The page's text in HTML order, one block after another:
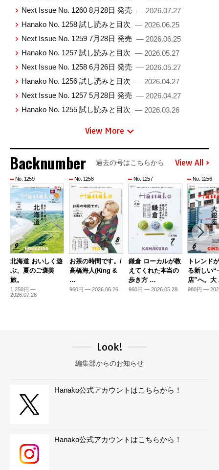
Next Issue No. 1260 8月28日 発売 — 2026.07.27
Hanako No. 1258 試し読みと目次 — 2026.06.25
Next Issue No. 1259 7月28日 発売 — 2026.06.25
Hanako No. 1257 試し読みと目次 — 2026.05.27
Next Issue No. 1258 6月26日 発売 — 2026.05.27
Hanako No. 1256 試し読みと目次 — 2026.04.27
Next Issue No. 1257 5月28日 発売 — 2026.04.27
Hanako No. 1255 試し読みと目次 — 2026.03.26
View More
Backnumber 過去の号はこちらから View All
No. 1259
北海道 おいしく遊
ぶ、夏のご褒美
旅。
1,250円 —
2026.07.28
No. 1258
お茶の時間です。/
髙橋海人(King &
…
960円 — 2026.06.26
No. 1257
鎌倉 ローカルが教
えてくれた本当の
歩き方 …
960円 — 2026.05.28
No. 1256
トレンド
る新しい“
店”へ。
980円 —
Look!
編集部からのお知らせ
Hanako公式アカウントはこちらから！
Hanako公式アカウントはこちらから！